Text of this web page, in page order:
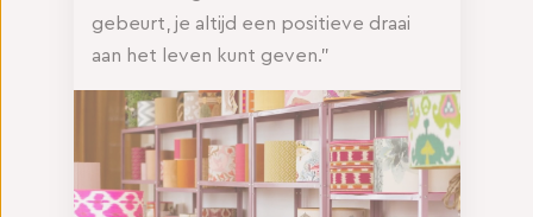
gebeurt, je altijd een positieve draai
aan het leven kunt geven.”